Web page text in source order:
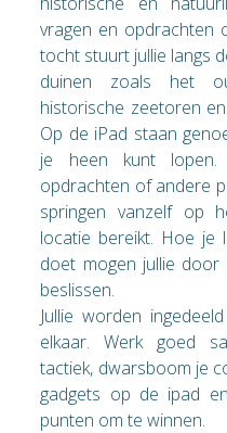
vragen en opdrachten
tocht stuurt jullie langs
duinen zoals het
historische zeetoren
Op de iPad staan
je heen kunt
opdrachten of andere
springen vanzelf op
locatie bereikt. Hoe je
doet mogen jullie door
beslissen.
Jullie worden
elkaar. Werk goed
tactiek, dwarsboom je
gadgets op de ipad
punten om te winnen.